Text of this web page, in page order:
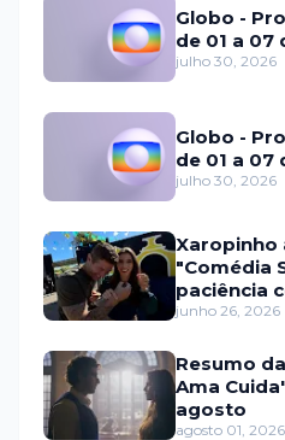
Globo -
de 01 a 07
julho 30, 2026
Globo -
de 01 a 07
julho 30, 2026
Xaropinho
"Comédia
paciência
junho 26, 2026
Resumo
Ama
agosto
agosto 01, 2026